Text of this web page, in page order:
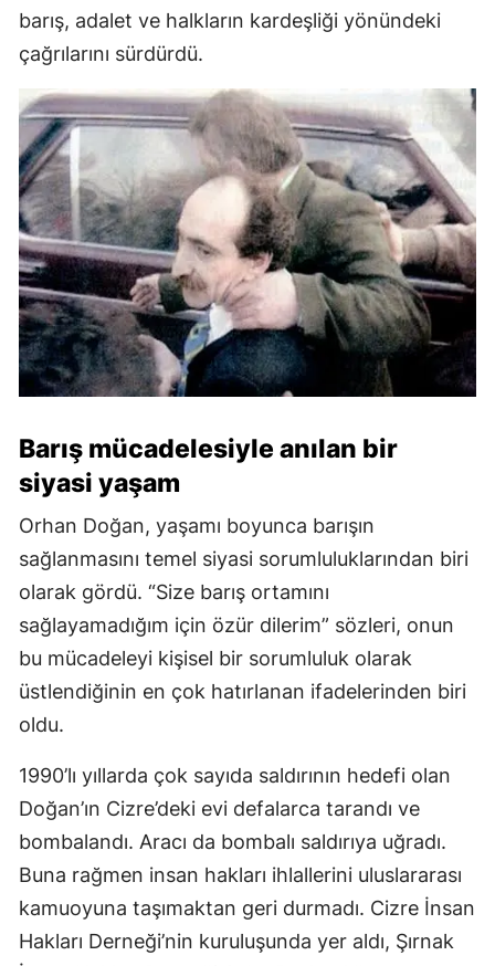
barış, adalet ve halkların kardeşliği yönündeki
çağrılarını sürdürdü.
Barış mücadelesiyle anılan bir
siyasi yaşam
Orhan Doğan, yaşamı boyunca barışın
sağlanmasını temel siyasi sorumluluklarından biri
olarak gördü. “Size barış ortamını
sağlayamadığım için özür dilerim” sözleri, onun
bu mücadeleyi kişisel bir sorumluluk olarak
üstlendiğinin en çok hatırlanan ifadelerinden biri
oldu.
1990’lı yıllarda çok sayıda saldırının hedefi olan
Doğan’ın Cizre’deki evi defalarca tarandı ve
bombalandı. Aracı da bombalı saldırıya uğradı.
Buna rağmen insan hakları ihlallerini uluslararası
kamuoyuna taşımaktan geri durmadı. Cizre İnsan
Hakları Derneği’nin kuruluşunda yer aldı, Şırnak